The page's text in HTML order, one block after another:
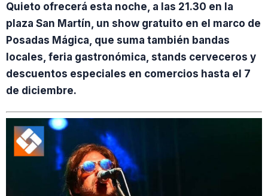
Quieto ofrecerá esta noche, a las 21.30 en la
plaza San Martín, un show gratuito en el marco de
Posadas Mágica, que suma también bandas
locales, feria gastronómica, stands cerveceros y
descuentos especiales en comercios hasta el 7
de diciembre.